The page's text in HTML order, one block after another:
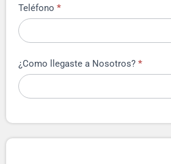
Teléfono *
¿Como llegaste a Nosotros? *